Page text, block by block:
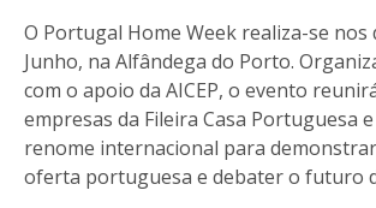
O Portugal Home Week realiza-se nos
Junho, na Alfândega do Porto.
com o apoio da AICEP, o evento
empresas da Fileira Casa Portuguesa
renome internacional para
oferta portuguesa e debater o futuro